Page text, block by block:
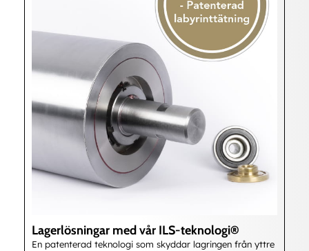
Lagerlösningar med vår ILS-teknologi®
En patenterad teknologi som skyddar lagringen från yttre